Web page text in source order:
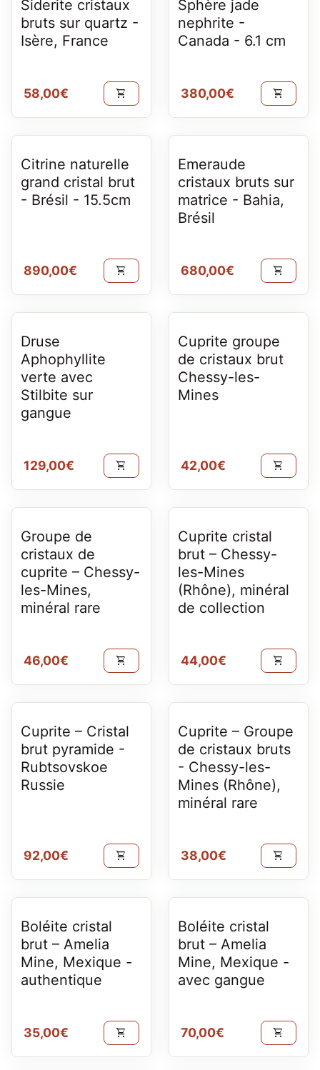
Siderite cristaux
bruts sur quartz -
Isère, France
Prix normal
58,00€ shopping_cart
Sphère jade
nephrite -
Canada - 6.1 cm
Prix normal
380,00€ shopping_cart
Citrine naturelle
grand cristal brut
- Brésil - 15.5cm
Prix normal
890,00€ shopping_cart
Emeraude
cristaux bruts sur
matrice - Bahia,
Brésil
Prix normal
680,00€ shopping_cart
Druse
Aphophyllite
verte avec
Stilbite sur
gangue
Prix normal
129,00€ shopping_cart
Cuprite groupe
de cristaux brut
Chessy-les-
Mines
Prix normal
42,00€ shopping_cart
Groupe de
cristaux de
cuprite – Chessy-
les-Mines,
minéral rare
Prix normal
46,00€ shopping_cart
Cuprite cristal
brut – Chessy-
les-Mines
(Rhône), minéral
de collection
Prix normal
44,00€ shopping_cart
Cuprite – Cristal
brut pyramide -
Rubtsovskoe
Russie
Prix normal
92,00€ shopping_cart
Cuprite – Groupe
de cristaux bruts
- Chessy-les-
Mines (Rhône),
minéral rare
Prix normal
38,00€ shopping_cart
Boléite cristal
brut – Amelia
Mine, Mexique -
authentique
Prix normal
35,00€ shopping_cart
Boléite cristal
brut – Amelia
Mine, Mexique -
avec gangue
Prix normal
70,00€ shopping_cart